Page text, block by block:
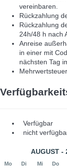
vereinbaren.
Rückzahlung
Rückzahlung
24h/48 h nach
Anreise
in einer mit
nächsten Tag
Verfügbar
nicht
AUGUST -
Mo Di Mi Do